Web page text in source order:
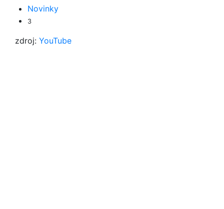
Novinky
3
zdroj: YouTube